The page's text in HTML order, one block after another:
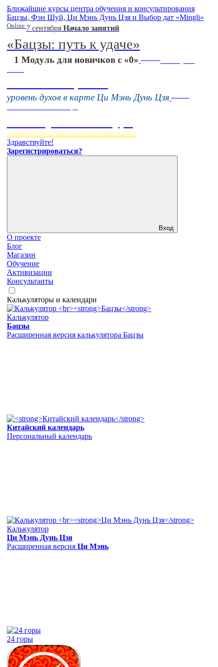
Ближайшие курсы центра обучения и консультирования
Бацзы, Фэн Шуй, Ци Мэнь Дунь Цзя и Выбор дат «Mingli»
Online 7 сентября Начало занятий
«Бацзы: путь к удаче»
1 Модуль для новичков с «0»
16 августа
уровень духов в карте Ци Мэнь Дунь Цзя
пространство, работающее на вас
Здравствуйте!
Зарегистрироваться?
Вход
О проекте
Блог
Магазин
Обучение
Активизации
Консультанты
Калькуляторы и календари
Калькулятор
Бацзы
Расширенная версия калькулятора Бацзы
Китайский календарь
Персональный календарь
Калькулятор
Ци Мэнь Дунь Цзя
Расширенная версия Ци Мэнь
24 горы